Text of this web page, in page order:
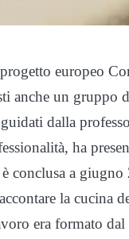
europeo
anche un gruppo
dalla
ha
conclusa a giugno
la cucina
era formato